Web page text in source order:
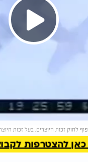
Play
להמשך קריאה
להצטרפות לקבוצות